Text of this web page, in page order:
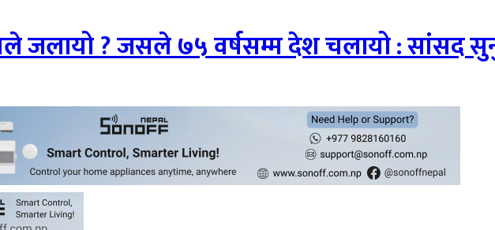
जलायो ? जसले ७५ वर्षसम्म देश चलायो : सांसद